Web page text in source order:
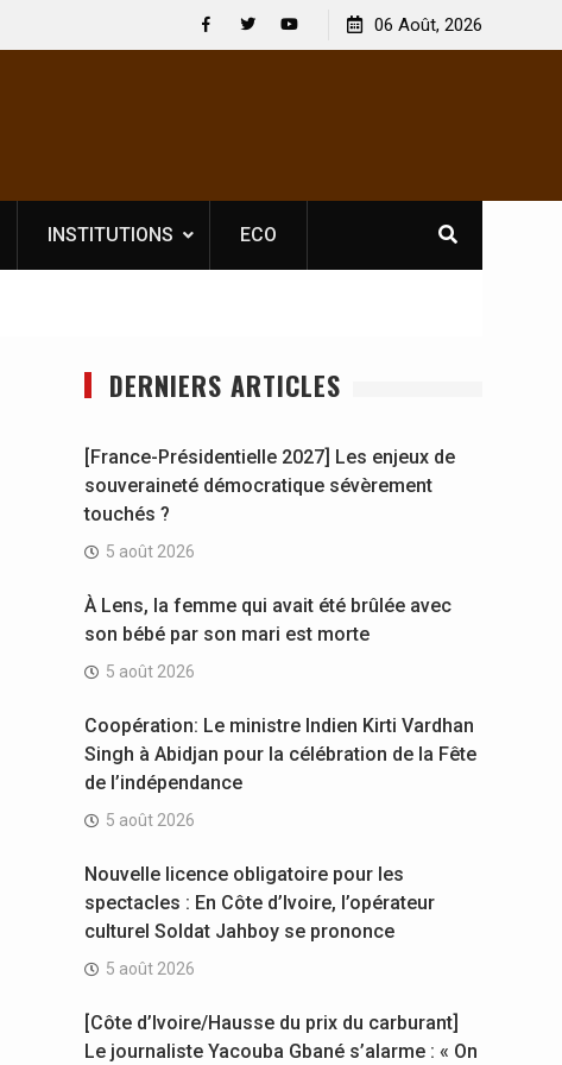
Nouvelle licence obligatoire pour les spectacles : En
Côte d’Ivoire, l’opérateur culturel Soldat Jahboy se
06 Août, 2026
INSTITUTIONS ECO
DERNIERS ARTICLES
[France-Présidentielle 2027] Les enjeux de
souveraineté démocratique sévèrement
touchés ?
5 août 2026
À Lens, la femme qui avait été brûlée avec
son bébé par son mari est morte
5 août 2026
Coopération: Le ministre Indien Kirti Vardhan
Singh à Abidjan pour la célébration de la Fête
de l’indépendance
5 août 2026
Nouvelle licence obligatoire pour les
spectacles : En Côte d’Ivoire, l’opérateur
culturel Soldat Jahboy se prononce
5 août 2026
[Côte d’Ivoire/Hausse du prix du carburant]
Le journaliste Yacouba Gbané s’alarme : « On